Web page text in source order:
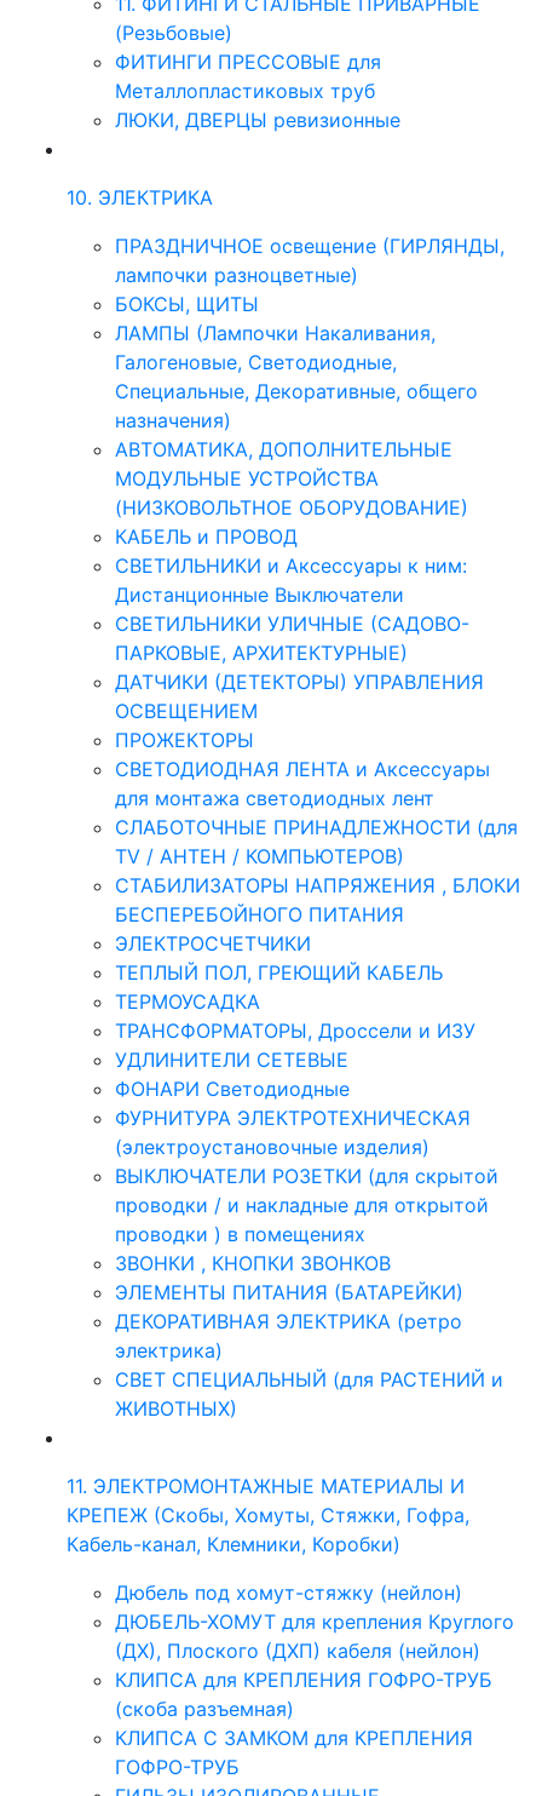
(Резьбовые)
ФИТИНГИ ПРЕССОВЫЕ для
Металлопластиковых труб
ЛЮКИ, ДВЕРЦЫ ревизионные
10. ЭЛЕКТРИКА
ПРАЗДНИЧНОЕ освещение (ГИРЛЯНДЫ,
лампочки разноцветные)
БОКСЫ, ЩИТЫ
ЛАМПЫ (Лампочки Накаливания,
Галогеновые, Светодиодные,
Специальные, Декоративные, общего
назначения)
АВТОМАТИКА, ДОПОЛНИТЕЛЬНЫЕ
МОДУЛЬНЫЕ УСТРОЙСТВА
(НИЗКОВОЛЬТНОЕ ОБОРУДОВАНИЕ)
КАБЕЛЬ и ПРОВОД
СВЕТИЛЬНИКИ и Аксессуары к ним:
Дистанционные Выключатели
СВЕТИЛЬНИКИ УЛИЧНЫЕ (САДОВО-
ПАРКОВЫЕ, АРХИТЕКТУРНЫЕ)
ДАТЧИКИ (ДЕТЕКТОРЫ) УПРАВЛЕНИЯ
ОСВЕЩЕНИЕМ
ПРОЖЕКТОРЫ
СВЕТОДИОДНАЯ ЛЕНТА и Аксессуары
для монтажа светодиодных лент
СЛАБОТОЧНЫЕ ПРИНАДЛЕЖНОСТИ (для
TV / АНТЕН / КОМПЬЮТЕРОВ)
СТАБИЛИЗАТОРЫ НАПРЯЖЕНИЯ , БЛОКИ
БЕСПЕРЕБОЙНОГО ПИТАНИЯ
ЭЛЕКТРОСЧЕТЧИКИ
ТЕПЛЫЙ ПОЛ, ГРЕЮЩИЙ КАБЕЛЬ
ТЕРМОУСАДКА
ТРАНСФОРМАТОРЫ, Дроссели и ИЗУ
УДЛИНИТЕЛИ СЕТЕВЫЕ
ФОНАРИ Светодиодные
ФУРНИТУРА ЭЛЕКТРОТЕХНИЧЕСКАЯ
(электроустановочные изделия)
ВЫКЛЮЧАТЕЛИ РОЗЕТКИ (для скрытой
проводки / и накладные для открытой
проводки ) в помещениях
ЗВОНКИ , КНОПКИ ЗВОНКОВ
ЭЛЕМЕНТЫ ПИТАНИЯ (БАТАРЕЙКИ)
ДЕКОРАТИВНАЯ ЭЛЕКТРИКА (ретро
электрика)
СВЕТ СПЕЦИАЛЬНЫЙ (для РАСТЕНИЙ и
ЖИВОТНЫХ)
11. ЭЛЕКТРОМОНТАЖНЫЕ МАТЕРИАЛЫ И
КРЕПЕЖ (Скобы, Хомуты, Стяжки, Гофра,
Кабель-канал, Клемники, Коробки)
Дюбель под хомут-стяжку (нейлон)
ДЮБЕЛЬ-ХОМУТ для крепления Круглого
(ДХ), Плоского (ДХП) кабеля (нейлон)
КЛИПСА для КРЕПЛЕНИЯ ГОФРО-ТРУБ
(скоба разъемная)
КЛИПСА С ЗАМКОМ для КРЕПЛЕНИЯ
ГОФРО-ТРУБ